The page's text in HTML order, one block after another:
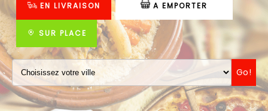
NOTRE RESTAURANT
VOS AVIS
MENTIONS LÉGALES
EN LIVRAISON A EMPORTER
SUR PLACE
Go!